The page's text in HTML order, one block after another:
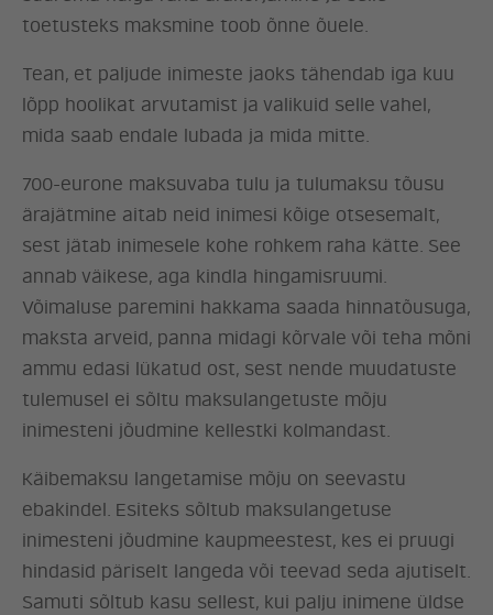
ERAKOND
UUDISED
KONTAKT
toetusteks maksmine toob õnne õuele.
Tean, et paljude inimeste jaoks tähendab iga kuu
lõpp hoolikat arvutamist ja valikuid selle vahel,
mida saab endale lubada ja mida mitte.
700-eurone maksuvaba tulu ja tulumaksu tõusu
ärajätmine aitab neid inimesi kõige otsesemalt,
sest jätab inimesele kohe rohkem raha kätte. See
annab väikese, aga kindla hingamisruumi.
Võimaluse paremini hakkama saada hinnatõusuga,
maksta arveid, panna midagi kõrvale või teha mõni
ammu edasi lükatud ost, sest nende muudatuste
tulemusel ei sõltu maksulangetuste mõju
inimesteni jõudmine kellestki kolmandast.
Käibemaksu langetamise mõju on seevastu
ebakindel. Esiteks sõltub maksulangetuse
inimesteni jõudmine kaupmeestest, kes ei pruugi
hindasid päriselt langeda või teevad seda ajutiselt.
Samuti sõltub kasu sellest, kui palju inimene üldse